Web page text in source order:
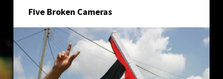
Five Broken Cameras